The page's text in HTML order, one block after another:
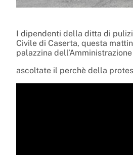
I dipendenti della ditta di
Civile di Caserta, questa
palazzina dell’Amministrazione
ascoltate il perchè della